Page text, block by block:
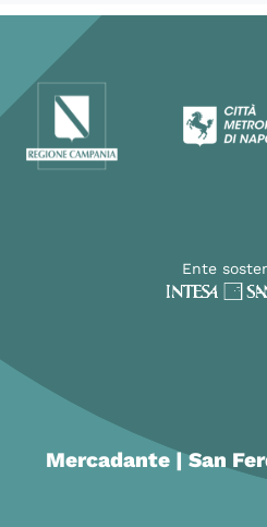
Ente
Mercadante | San